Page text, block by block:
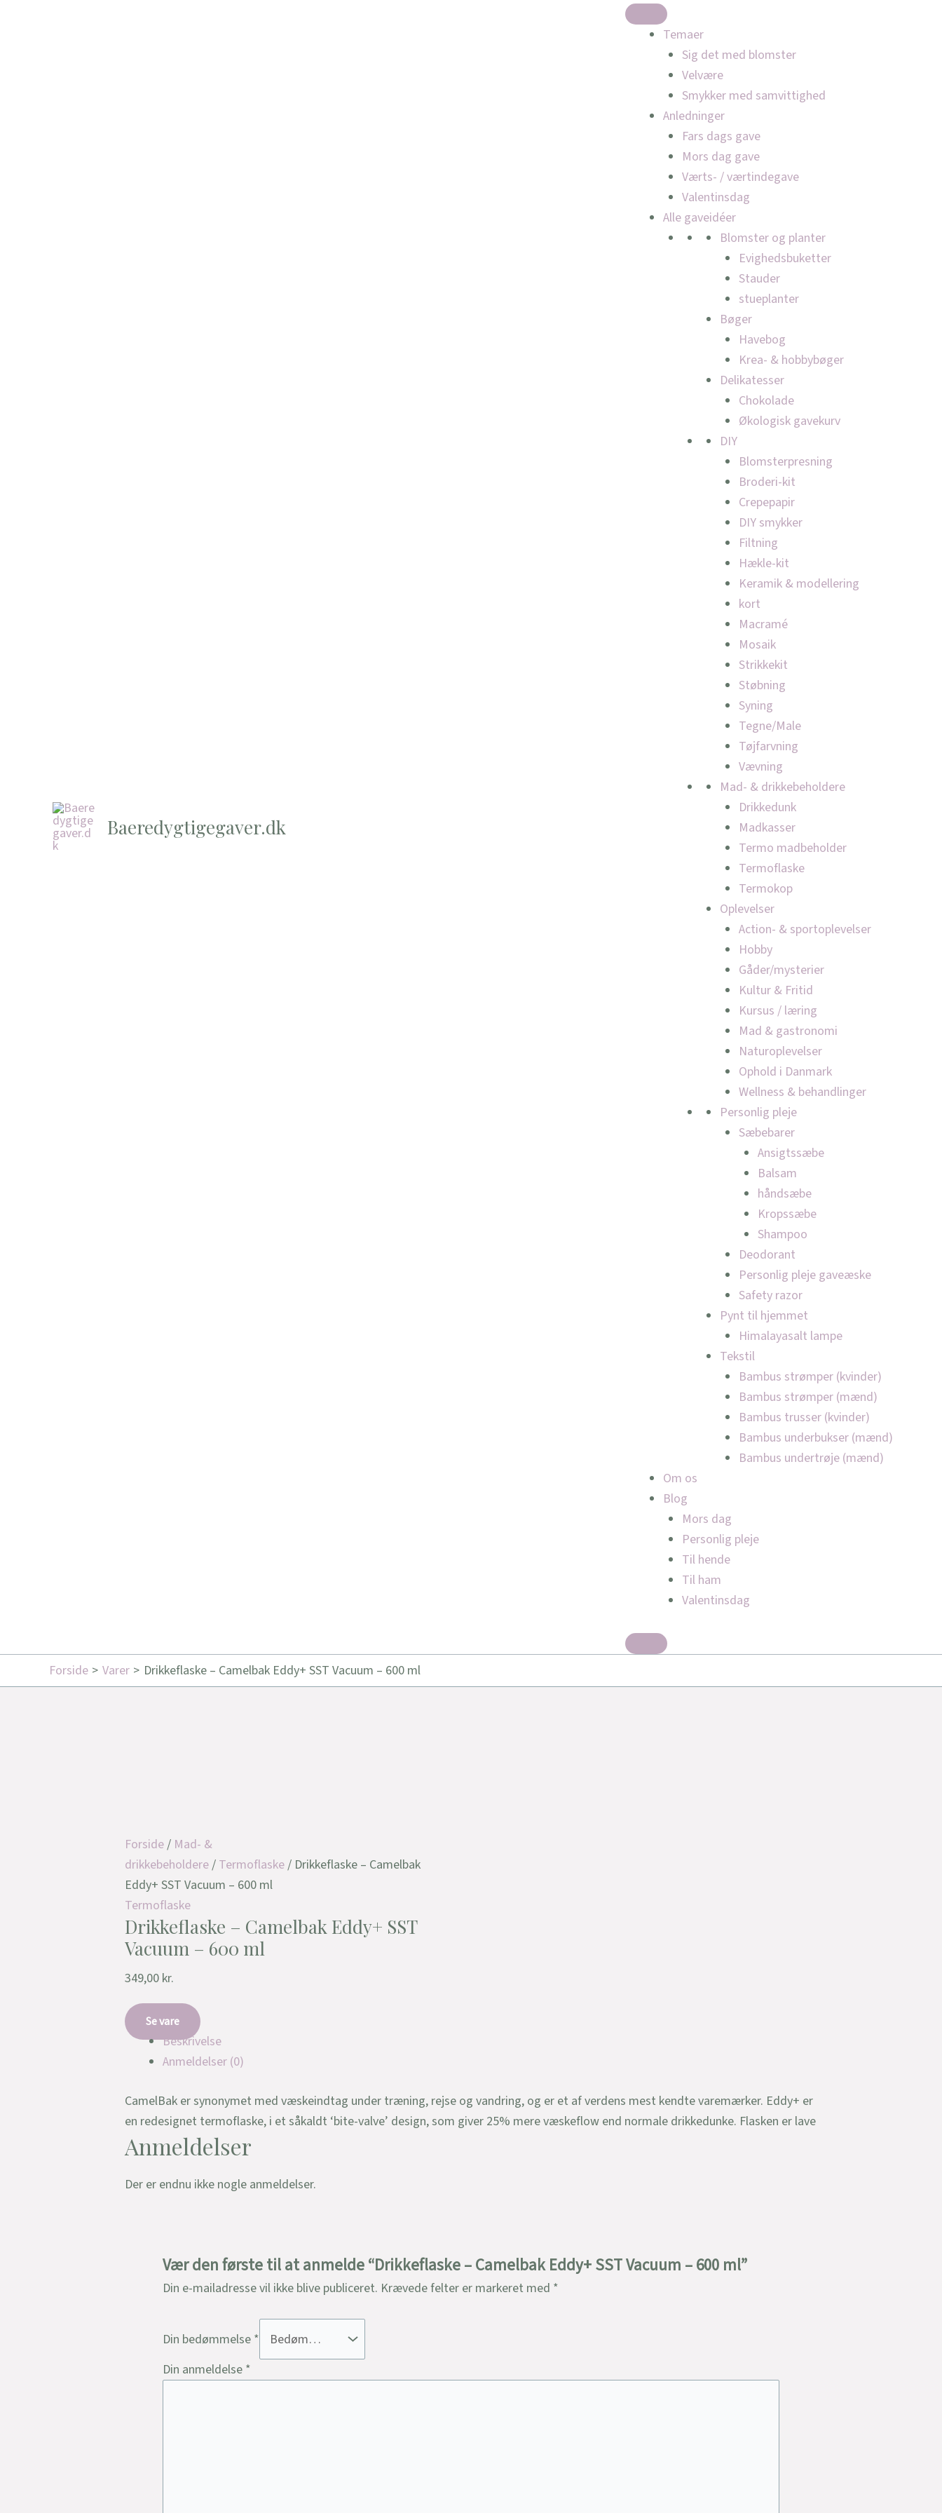
Baeredygtigegaver.dk
Temaer
Sig det med blomster
Velvære
Smykker med samvittighed
Anledninger
Fars dags gave
Mors dag gave
Værts- / værtindegave
Valentinsdag
Alle gaveidéer
Blomster og planter
Evighedsbuketter
Stauder
stueplanter
Bøger
Havebog
Krea- & hobbybøger
Delikatesser
Chokolade
Økologisk gavekurv
DIY
Blomsterpresning
Broderi-kit
Crepepapir
DIY smykker
Filtning
Hækle-kit
Keramik & modellering
kort
Macramé
Mosaik
Strikkekit
Støbning
Syning
Tegne/Male
Tøjfarvning
Vævning
Mad- & drikkebeholdere
Drikkedunk
Madkasser
Termo madbeholder
Termoflaske
Termokop
Oplevelser
Action- & sportoplevelser
Hobby
Gåder/mysterier
Kultur & Fritid
Kursus / læring
Mad & gastronomi
Naturoplevelser
Ophold i Danmark
Wellness & behandlinger
Personlig pleje
Sæbebarer
Ansigtssæbe
Balsam
håndsæbe
Kropssæbe
Shampoo
Deodorant
Personlig pleje gaveæske
Safety razor
Pynt til hjemmet
Himalayasalt lampe
Tekstil
Bambus strømper (kvinder)
Bambus strømper (mænd)
Bambus trusser (kvinder)
Bambus underbukser (mænd)
Bambus undertrøje (mænd)
Om os
Blog
Mors dag
Personlig pleje
Til hende
Til ham
Valentinsdag
Forside Varer Drikkeflaske – Camelbak Eddy+ SST Vacuum – 600 ml
Forside/ Mad- &
drikkebeholdere/ Termoflaske/ Drikkeflaske – Camelbak
Eddy+ SST Vacuum – 600 ml
Termoflaske
Drikkeflaske – Camelbak Eddy+ SST
Vacuum – 600 ml
349,00 kr.
Se vare
Beskrivelse
Anmeldelser (0)
CamelBak er synonymet med væskeindtag under træning, rejse og vandring, og er et af verdens mest kendte varemærker. Eddy+ er
en redesignet termoflaske, i et såkaldt ‘bite-valve’ design, som giver 25% mere væskeflow end normale drikkedunke. Flasken er lave
Anmeldelser
Der er endnu ikke nogle anmeldelser.
Vær den første til at anmelde “Drikkeflaske – Camelbak Eddy+ SST Vacuum – 600 ml”
Din e-mailadresse vil ikke blive publiceret. Krævede felter er markeret med *
Din bedømmelse *
Din anmeldelse *